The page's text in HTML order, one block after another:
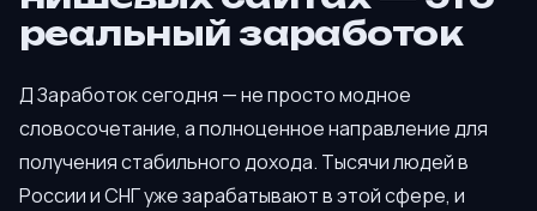
реальный заработок
Д Заработок сегодня — не просто модное
словосочетание, а полноценное направление для
получения стабильного дохода. Тысячи людей в
России и СНГ уже зарабатывают в этой сфере, и